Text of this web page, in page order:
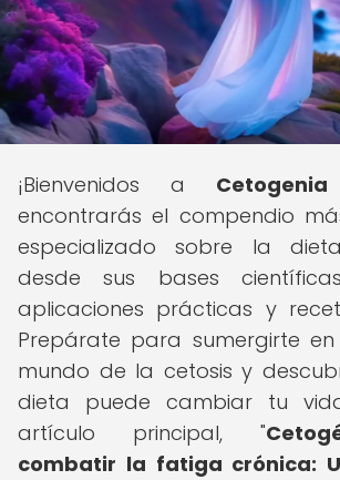
¡Bienvenidos a
encontrarás el compendio
especializado sobre la
desde sus bases
aplicaciones prácticas y
Prepárate para sumergirte
mundo de la cetosis y
dieta puede cambiar tu
artículo principal, "
combatir la fatiga crónica: